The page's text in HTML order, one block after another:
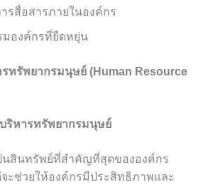
รสื่อสารภายในองค์กร
มองค์กรที่ยืดหยุ่น
รทรัพยากรมนุษย์ (Human Resource
ริหารทรัพยากรมนุษย์
นสินทรัพย์ที่สำคัญที่สุดขององค์กร
ะช่วยให้องค์กรมีประสิทธิภาพและ